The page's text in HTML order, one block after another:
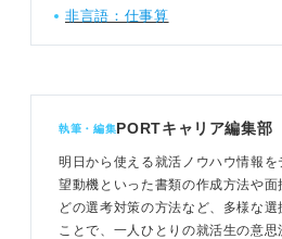
非言語：仕事算
執筆・編集PORTキャリア編集部
明日から使える就活ノウハウ情報
望動機といった書類の作成方法や
どの選考対策の方法など、多様な
ことで、一人ひとりの就活生の意